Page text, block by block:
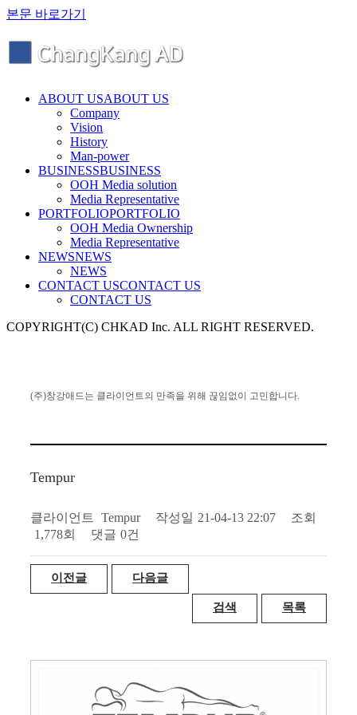
본문 바로가기
ABOUT USABOUT US
Company
Vision
History
Man-power
BUSINESSBUSINESS
OOH Media solution
Media Representative
PORTFOLIOPORTFOLIO
OOH Media Ownership
Media Representative
NEWSNEWS
NEWS
CONTACT USCONTACT US
CONTACT US
COPYRIGHT(C) CHKAD Inc. ALL RIGHT RESERVED.
(주)창강애드는 클라이언트의 만족을 위해 끊임없이 고민합니다.
Tempur
클라이언트 Tempur 작성일 21-04-13 22:07
조회
1,778회
댓글 0건
이전글 다음글
검색 목록